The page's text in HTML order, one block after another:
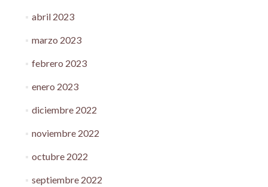
abril 2023
marzo 2023
febrero 2023
enero 2023
diciembre 2022
noviembre 2022
octubre 2022
septiembre 2022